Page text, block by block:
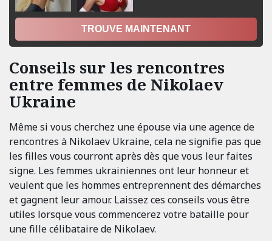
TROUVE MAINTENANT
Conseils sur les rencontres
entre femmes de Nikolaev
Ukraine
Même si vous cherchez une épouse via une agence de
rencontres à Nikolaev Ukraine, cela ne signifie pas que
les filles vous courront après dès que vous leur faites
signe. Les femmes ukrainiennes ont leur honneur et
veulent que les hommes entreprennent des démarches
et gagnent leur amour. Laissez ces conseils vous être
utiles lorsque vous commencerez votre bataille pour
une fille célibataire de Nikolaev.